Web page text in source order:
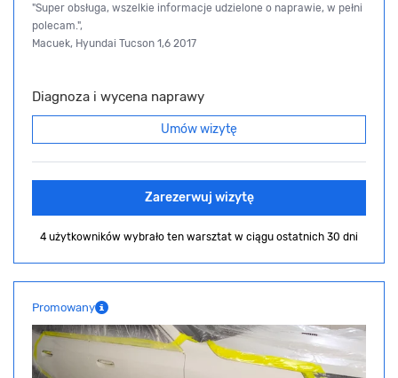
"Super obsługa, wszelkie informacje udzielone o naprawie, w pełni
polecam.",
Macuek, Hyundai Tucson 1,6 2017
Diagnoza i wycena naprawy
Umów wizytę
Zarezerwuj wizytę
4 użytkowników wybrało ten warsztat w ciągu ostatnich 30 dni
Promowany